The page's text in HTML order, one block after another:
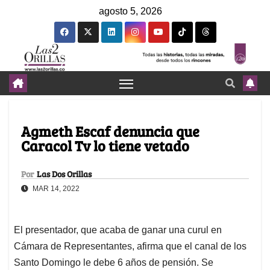
agosto 5, 2026
Agmeth Escaf denuncia que
Caracol Tv lo tiene vetado
Por Las Dos Orillas
MAR 14, 2022
El presentador, que acaba de ganar una curul en
Cámara de Representantes, afirma que el canal de los
Santo Domingo le debe 6 años de pensión. Se